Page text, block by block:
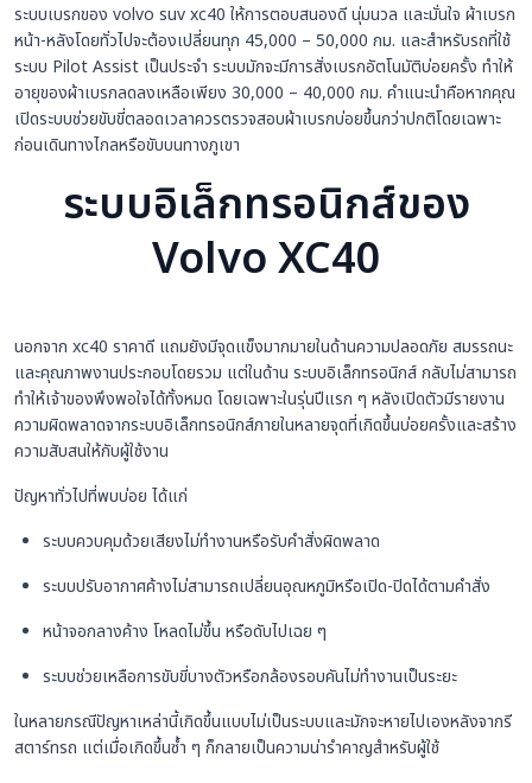
ระบบเบรกของ volvo suv xc40 ให้การตอบสนองดี นุ่มนวล และมั่นใจ ผ้าเบรก
หน้า-หลังโดยทั่วไปจะต้องเปลี่ยนทุก 45,000 – 50,000 กม. และสำหรับรถที่ใช้
ระบบ Pilot Assist เป็นประจำ ระบบมักจะมีการสั่งเบรกอัตโนมัติบ่อยครั้ง ทำให้
อายุของผ้าเบรกลดลงเหลือเพียง 30,000 – 40,000 กม. คำแนะนำคือหากคุณ
เปิดระบบช่วยขับขี่ตลอดเวลาควรตรวจสอบผ้าเบรกบ่อยขึ้นกว่าปกติโดยเฉพาะ
ก่อนเดินทางไกลหรือขับบนทางภูเขา
ระบบอิเล็กทรอนิกส์ของ
Volvo XC40
นอกจาก xc40 ราคาดี แถมยังมีจุดแข็งมากมายในด้านความปลอดภัย สมรรถนะ
และคุณภาพงานประกอบโดยรวม แต่ในด้าน ระบบอิเล็กทรอนิกส์ กลับไม่สามารถ
ทำให้เจ้าของพึงพอใจได้ทั้งหมด โดยเฉพาะในรุ่นปีแรก ๆ หลังเปิดตัวมีรายงาน
ความผิดพลาดจากระบบอิเล็กทรอนิกส์ภายในหลายจุดที่เกิดขึ้นบ่อยครั้งและสร้าง
ความสับสนให้กับผู้ใช้งาน
ปัญหาทั่วไปที่พบบ่อย ได้แก่
ระบบควบคุมด้วยเสียงไม่ทำงานหรือรับคำสั่งผิดพลาด
ระบบปรับอากาศค้างไม่สามารถเปลี่ยนอุณหภูมิหรือเปิด-ปิดได้ตามคำสั่ง
หน้าจอกลางค้าง โหลดไม่ขึ้น หรือดับไปเฉย ๆ
ระบบช่วยเหลือการขับขี่บางตัวหรือกล้องรอบคันไม่ทำงานเป็นระยะ
ในหลายกรณีปัญหาเหล่านี้เกิดขึ้นแบบไม่เป็นระบบและมักจะหายไปเองหลังจากรี
สตาร์ทรถ แต่เมื่อเกิดขึ้นซ้ำ ๆ ก็กลายเป็นความน่ารำคาญสำหรับผู้ใช้